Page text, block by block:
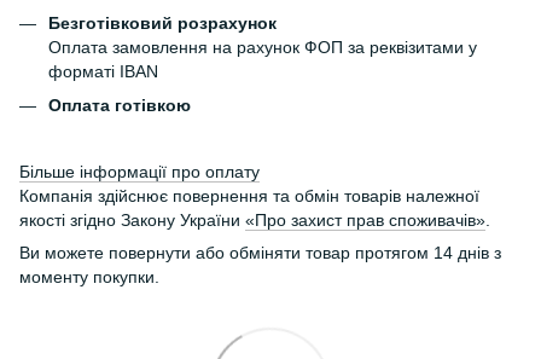
Безготівковий розрахунок
Оплата замовлення на рахунок ФОП за реквізитами у
форматі IBAN
Оплата готівкою
Більше інформації про оплату
Компанія здійснює повернення та обмін товарів належної
якості згідно Закону України «Про захист прав споживачів».
Ви можете повернути або обміняти товар протягом 14 днів з
моменту покупки.